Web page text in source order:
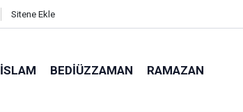
Sitene Ekle
İSLAM BEDIÜZZAMAN RAMAZAN